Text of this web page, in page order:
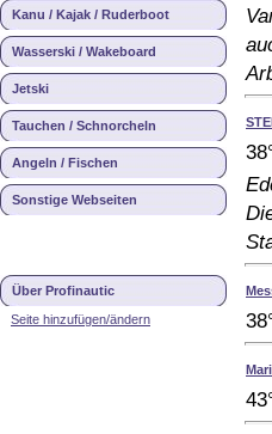
Kanu / Kajak / Ruderboot
Wasserski / Wakeboard
Jetski
Tauchen / Schnorcheln
Angeln / Fischen
Sonstige Webseiten
Über Profinautic
Seite hinzufügen/ändern